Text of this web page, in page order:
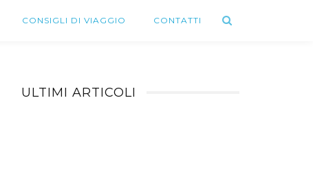
CONSIGLI DI VIAGGIO CONTATTI
ULTIMI ARTICOLI